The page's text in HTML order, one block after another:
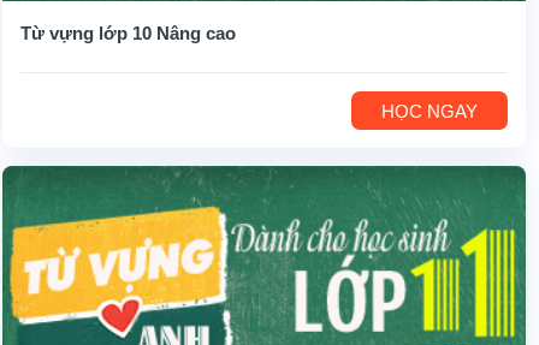
Từ vựng lớp 10 Nâng cao
HỌC NGAY